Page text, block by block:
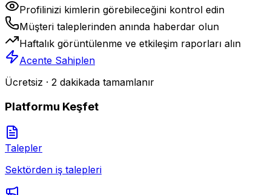
Profilinizi kimlerin görebileceğini kontrol edin
Müşteri taleplerinden anında haberdar olun
Haftalık görüntülenme ve etkileşim raporları alın
Acente Sahiplen
Ücretsiz · 2 dakikada tamamlanır
Platformu Keşfet
Talepler
Sektörden iş talepleri